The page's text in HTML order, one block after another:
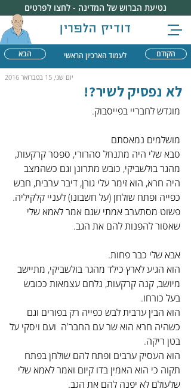
דודיק הלפרין
נטיעת הברוש של המדינה - לחצו לפרטים
הבא הקודם לעמוד הארכיון הראשי
יום שני, 15 בפברואר 2016
לא נפסיק לשיר?!
מוגדש לחבריי בפייסבוק.
מושלמים נמאסתם
סבא שלי היה מתנחל סהרורי, ספסר קרקעות,
מהגר בולשביקי, כובש מתרונן וגם כשהמצב
היה חרא, הוא זימר עלי גורן, דיבר ערבית, חבש
כפייה ופתח שולחן (על חשבונו) לעניי קלקיליה.
פשוט מסתערב אמתי שגם אמר לאמא שלי
שאסור להפנות להם את הגב.
אבא שלי כבר פחות.
הוא הגיע לארץ כילד מהגר בולשביקי, מתיישב
מיושב, קנה קרקעות, נלחם עצמאות ככובש
בעל כורחו.
הוא הבין ערבית לבש כפייה רק בפורים וגם
כשהיה חרא הוא שר עם החבר'ה  ועם ויסקי על
בטן ריקה.
הוא העסיק ערבים ופתח להם שולחן בפתח
תקוה כי הוא האמין בדו קיום ואמר לאמא שלי
שלעולם לא יפנה להם את הגב.